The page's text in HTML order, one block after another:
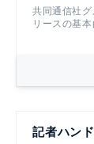
共同通信社
リースの基
記者ハン